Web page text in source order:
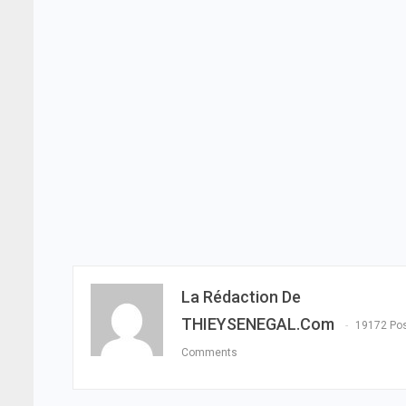
La Rédaction De
THIEYSENEGAL.com
19172
Comments